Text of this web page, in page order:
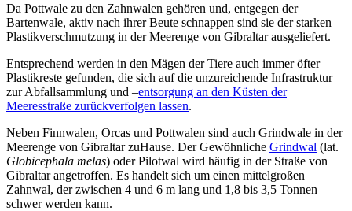
Da Pottwale zu den Zahnwalen gehören und, entgegen der
Bartenwale, aktiv nach ihrer Beute schnappen sind sie der starken
Plastikverschmutzung in der Meerenge von Gibraltar ausgeliefert.
Entsprechend werden in den Mägen der Tiere auch immer öfter
Plastikreste gefunden, die sich auf die unzureichende Infrastruktur
zur Abfallsammlung und –entsorgung an den Küsten der
Meeresstraße zurückverfolgen lassen.
Neben Finnwalen, Orcas und Pottwalen sind auch Grindwale in der
Meerenge von Gibraltar zuHause. Der Gewöhnliche Grindwal (lat.
Globicephala melas) oder Pilotwal wird häufig in der Straße von
Gibraltar angetroffen. Es handelt sich um einen mittelgroßen
Zahnwal, der zwischen 4 und 6 m lang und 1,8 bis 3,5 Tonnen
schwer werden kann.